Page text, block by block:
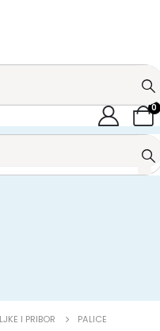
0
I PRIBOR PALICE